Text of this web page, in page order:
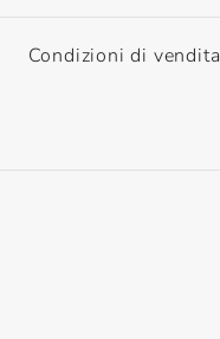
Condizioni di vendita